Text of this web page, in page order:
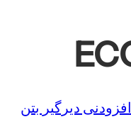
افزودنی دیرگیر بتن